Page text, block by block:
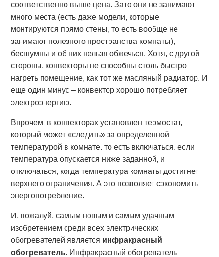
соответственно выше цена. Зато они не занимают
много места (есть даже модели, которые
монтируются прямо стены, то есть вообще не
занимают полезного пространства комнаты),
бесшумны и об них нельзя обжечься. Хотя, с другой
стороны, конвекторы не способны столь быстро
нагреть помещение, как тот же масляный радиатор. И
еще один минус – конвектор хорошо потребляет
электроэнергию.
Впрочем, в конвекторах установлен термостат,
который может «следить» за определенной
температурой в комнате, то есть включаться, если
температура опускается ниже заданной, и
отключаться, когда температура комнаты достигнет
верхнего ограничения. А это позволяет сэкономить
энергопотребление.
И, пожалуй, самым новым и самым удачным
изобретением среди всех электрических
обогревателей является инфракрасный
обогреватель. Инфракрасный обогреватель